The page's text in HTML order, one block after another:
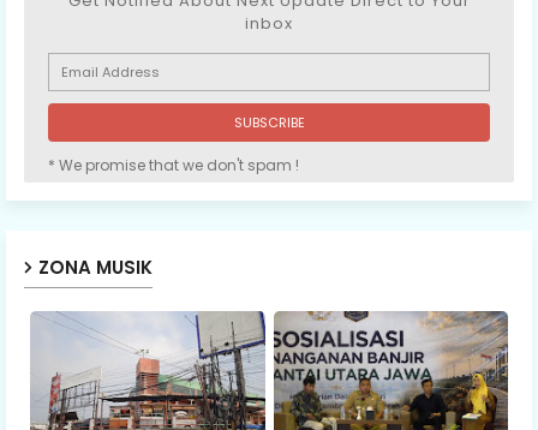
inbox
* We promise that we don't spam !
ZONA MUSIK